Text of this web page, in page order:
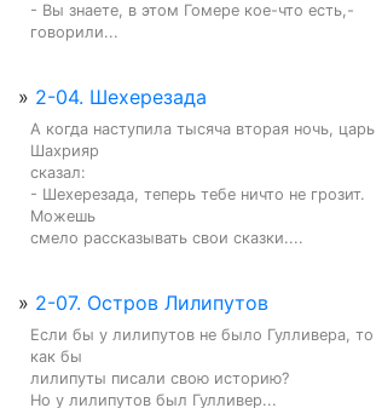
- Вы знаете, в этом Гомере кое-что есть,-
говорили...
» 2-04. Шехерезада
А когда наступила тысяча вторая ночь, царь
Шахрияр
сказал:
- Шехерезада, теперь тебе ничто не грозит.
Можешь
смело рассказывать свои сказки....
» 2-07. Остров Лилипутов
Если бы у лилипутов не было Гулливера, то
как бы
лилипуты писали свою историю?
Но у лилипутов был Гулливер...